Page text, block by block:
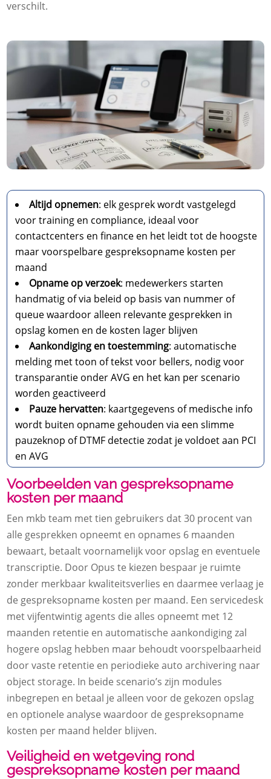
verschilt.​
Altijd opnemen: elk gesprek wordt vastgelegd
voor training en compliance, ideaal voor
contactcenters en finance en het leidt tot de hoogste
maar voorspelbare gespreksopname kosten per
maand
Opname op verzoek: medewerkers starten
handmatig of via beleid op basis van nummer of
queue waardoor alleen relevante gesprekken in
opslag komen en de kosten lager blijven
Aankondiging en toestemming: automatische
melding met toon of tekst voor bellers, nodig voor
transparantie onder AVG en het kan per scenario
worden geactiveerd
Pauze hervatten: kaartgegevens of medische info
wordt buiten opname gehouden via een slimme
pauzeknop of DTMF detectie zodat je voldoet aan PCI
en AVG
Voorbeelden van gespreksopname
kosten per maand
Een mkb team met tien gebruikers dat 30 procent van
alle gesprekken opneemt en opnames 6 maanden
bewaart, betaalt voornamelijk voor opslag en eventuele
transcriptie.​ Door Opus te kiezen bespaar je ruimte
zonder merkbaar kwaliteitsverlies en daarmee verlaag je
de gespreksopname kosten per maand.​ Een servicedesk
met vijfentwintig agents die alles opneemt met 12
maanden retentie en automatische aankondiging zal
hogere opslag hebben maar behoudt voorspelbaarheid
door vaste retentie en periodieke auto archivering naar
object storage.​ In beide scenario’s zijn modules
inbegrepen en betaal je alleen voor de gekozen opslag
en optionele analyse waardoor de gespreksopname
kosten per maand helder blijven.​
Veiligheid en wetgeving rond
gespreksopname kosten per maand